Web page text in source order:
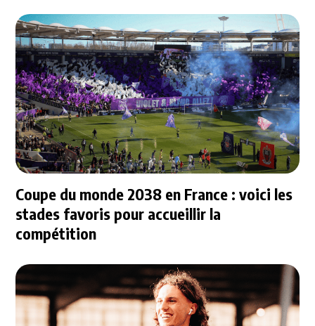
Coupe du monde 2038 en France : voici les
stades favoris pour accueillir la
compétition